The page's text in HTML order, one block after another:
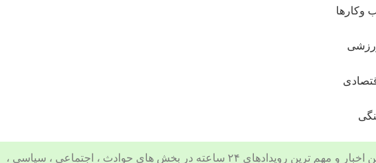
وکارها
مهم ترین رویدادهای ۲۴ ساعته در بخش های حوادث ، اجتماعی ، سیاسی ،